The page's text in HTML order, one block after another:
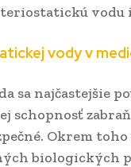
vodu
vody v
sa najčastejšie
schopnosť
Okrem
biologických